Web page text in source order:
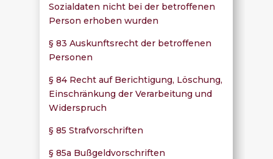
Sozialdaten nicht bei der betroffenen
Person erhoben wurden
§ 83 Auskunftsrecht der betroffenen
Personen
§ 84 Recht auf Berichtigung, Löschung,
Einschränkung der Verarbeitung und
Widerspruch
§ 85 Strafvorschriften
§ 85a Bußgeldvorschriften